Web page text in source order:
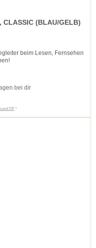
CLASSIC (BLAU/GELB)
beim Lesen, Fernsehen
bei dir
DE*